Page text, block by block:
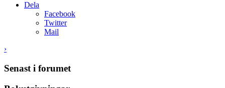
Dela
Facebook
Twitter
Mail
›
Senast i forumet